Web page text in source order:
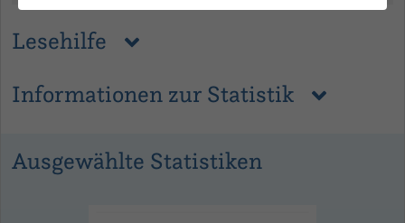
Lesehilfe
Informationen zur Statistik
Ausgewählte Statistiken